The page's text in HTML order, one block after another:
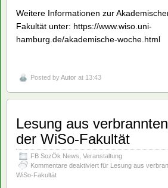
Weitere Informationen zur
Fakultät unter: https://www.wiso.uni-
hamburg.de/akademische-woche.html
Posted byAutor at 13:43
Lesung aus
der WiSo-Fakultät
FB SozÖk News Veranstaltung
Kommentare deaktiviert für Lesung aus
WiSo-Fakultät